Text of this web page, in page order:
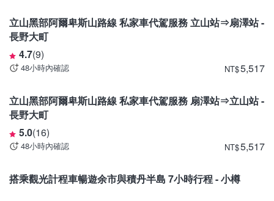
立山黑部阿爾卑斯山路線 私家車代駕服務 立山站⇒扇澤站 -
長野大町
4.7(9)
48小時內確認 NT$5,517
立山黑部阿爾卑斯山路線 私家車代駕服務 扇澤站⇒立山站 -
長野大町
5.0(16)
48小時內確認 NT$5,517
搭乘觀光計程車暢遊余市與積丹半島 7小時行程 - 小樽